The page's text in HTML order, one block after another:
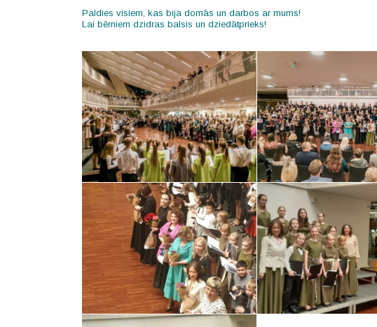
Paldies visiem, kas bija domās un darbos ar mums!
Lai bērniem dzidras balsis un dziedātprieks!